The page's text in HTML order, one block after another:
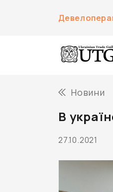
Новини
В
27.10.2021